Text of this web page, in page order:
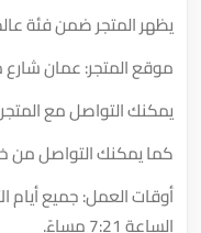
يظهر المتجر ضمن فئة
موقع المتجر: عمان شارع
يمكنك التواصل مع المتجر
كما يمكنك التواصل من
الساعة 7:21 مساءً.